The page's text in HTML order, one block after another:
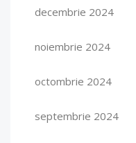
decembrie 2024
noiembrie 2024
octombrie 2024
septembrie 2024